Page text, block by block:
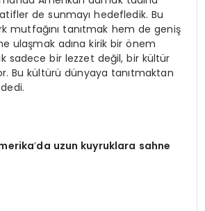
de sunmayı hedefledik. Bu
mutfağını tanıtmak hem de geniş
ulaşmak adına kirik bir önem
sadece bir lezzet değil, bir kültür
Bu kültürü dünyaya tanıtmaktan
’da uzun kuyruklara sahne